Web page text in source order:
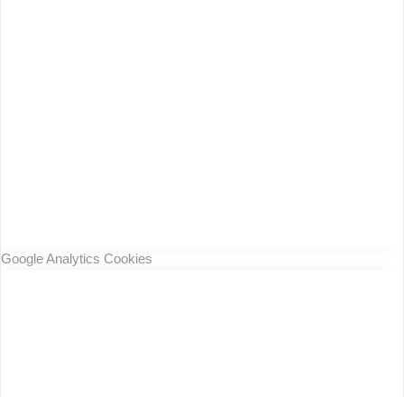
Google Analytics Cookies